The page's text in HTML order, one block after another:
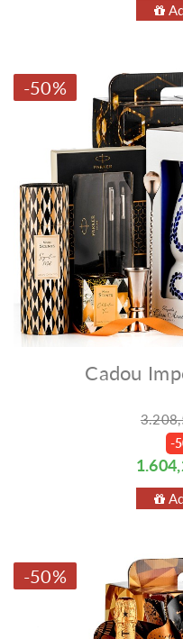
-50%
Cadou
-
-50%